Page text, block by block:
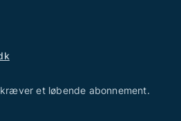
et løbende abonnement.